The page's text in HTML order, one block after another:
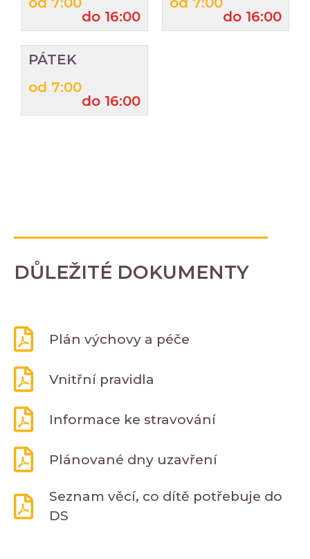
do 16:00
do 16:00
PÁTEK
od 7:00
do 16:00
DŮLEŽITÉ DOKUMENTY
Plán výchovy a péče
Vnitřní pravidla
Informace ke stravování
Plánované dny uzavření
Seznam věcí, co dítě potřebuje do
DS